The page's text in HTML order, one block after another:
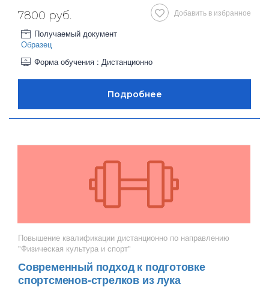
Добавить в избранное
7800 руб.
Получаемый документ
Образец
Форма обучения : Дистанционно
Повышение квалификации дистанционно по направлению
"Физическая культура и спорт"
Современный подход к подготовке
спортсменов-стрелков из лука